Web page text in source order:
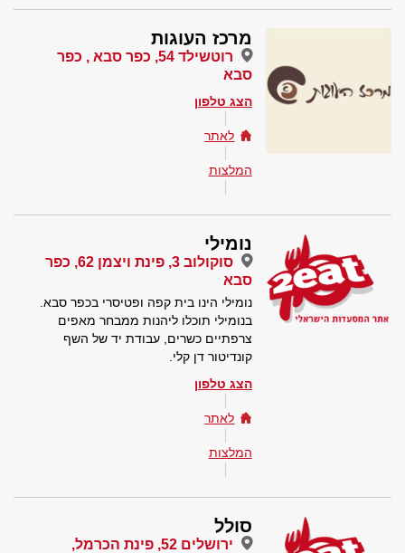
מרכז העוגות
רוטשילד 54, כפר סבא , כפר
סבא
הצג טלפון
לאתר
המלצות
נומילי
סוקולוב 3, פינת ויצמן 62, כפר
סבא
נומילי הינו בית קפה ופטיסרי בכפר סבא.
בנומילי תוכלו ליהנות ממבחר מאפים
צרפתיים כשרים, עבודת יד של השף
קונדיטור דן קלי.
הצג טלפון
לאתר
המלצות
סולל
ירושלים 52, פינת הכרמל,